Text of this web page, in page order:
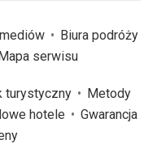
Biura podróży
serwisu
turystyczny
Metody
hotele
Gwarancja